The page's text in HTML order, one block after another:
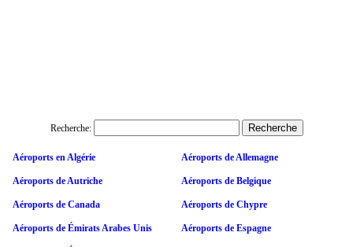
Recherche:
Aéroports en Algérie Aéroports de Allemagne
Aéroports de Autriche Aéroports de Belgique
Aéroports de Canada Aéroports de Chypre
Aéroports de Émirats Arabes Unis Aéroports de Espagne